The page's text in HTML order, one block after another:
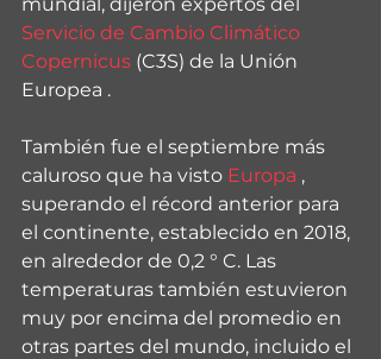
Servicio de Cambio Climático
Copernicus (C3S) de la Unión
Europea .
También fue el septiembre más
caluroso que ha visto Europa ,
superando el récord anterior para
el continente, establecido en 2018,
en alrededor de 0,2 ° C. Las
temperaturas también estuvieron
muy por encima del promedio en
otras partes del mundo, incluido el